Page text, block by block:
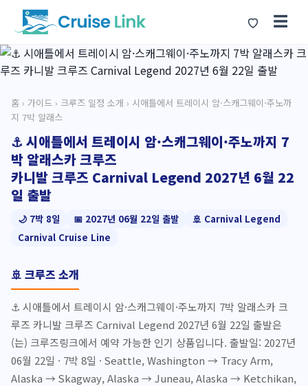
☰
홈 › 가이드 › 크루즈 일정 소개 › 시애틀에서 트레이시 암·스캐그웨이·주노까
지 7박 알래스
⚓ 시애틀에서 트레이시 암·스캐그웨이·주노까지 7
박 알래스카 크루즈
카니발 크루즈 Carnival Legend 2027년 6월 22
일 출발
🌙 7박 8일 📅 2027년 06월 22일 출발
🚢 Carnival Legend
Carnival Cruise Line
🚢 크루즈 소개
⚓ 시애틀에서 트레이시 암·스캐그웨이·주노까지 7박 알래스카 크
루즈 카니발 크루즈 Carnival Legend 2027년 6월 22일 출발은
(는) 크루즈링크에서 예약 가능한 인기 상품입니다. 출발일: 2027년
06월 22일 · 7박 8일 · Seattle, Washington → Tracy Arm,
Alaska → Skagway, Alaska → Juneau, Alaska → Ketchikan,